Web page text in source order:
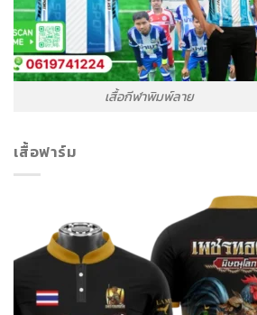
เสื้อกีฬาพิมพ์ลาย
เสื้อฟาร์ม